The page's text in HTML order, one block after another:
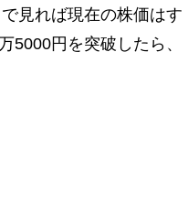
見れば現在の株価はす
5000円を突破したら、